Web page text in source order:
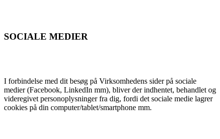
SOCIALE MEDIER
I forbindelse med dit besøg på Virksomhedens sider på sociale
medier (Facebook, LinkedIn mm), bliver der indhentet, behandlet og
videregivet personoplysninger fra dig, fordi det sociale medie lagrer
cookies på din computer/tablet/smartphone mm.